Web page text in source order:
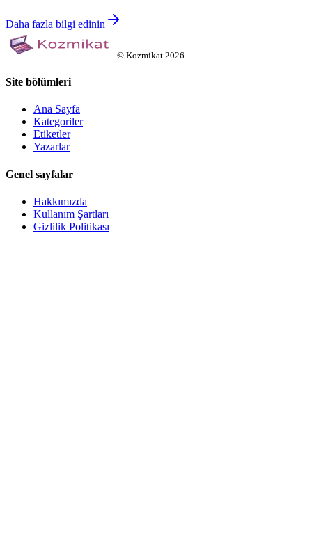
Daha fazla bilgi edinin
© Kozmikat 2026
Site bölümleri
Ana Sayfa
Kategoriler
Etiketler
Yazarlar
Genel sayfalar
Hakkımızda
Kullanım Şartları
Gizlilik Politikası